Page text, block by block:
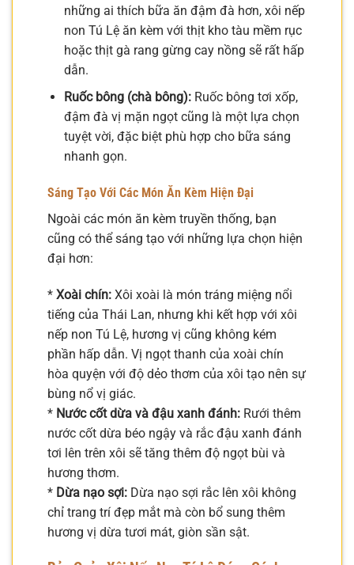
những ai thích bữa ăn đậm đà hơn, xôi nếp
non Tú Lệ ăn kèm với thịt kho tàu mềm rục
hoặc thịt gà rang gừng cay nồng sẽ rất hấp
dẫn.
Ruốc bông (chà bông):Ruốc bông tơi xốp,
đậm đà vị mặn ngọt cũng là một lựa chọn
tuyệt vời, đặc biệt phù hợp cho bữa sáng
nhanh gọn.
Sáng Tạo Với Các Món Ăn Kèm Hiện Đại
Ngoài các món ăn kèm truyền thống, bạn
cũng có thể sáng tạo với những lựa chọn hiện
đại hơn:
* Xoài chín: Xôi xoài là món tráng miệng nổi
tiếng của Thái Lan, nhưng khi kết hợp với xôi
nếp non Tú Lệ, hương vị cũng không kém
phần hấp dẫn. Vị ngọt thanh của xoài chín
hòa quyện với độ dẻo thơm của xôi tạo nên sự
bùng nổ vị giác.
* Nước cốt dừa và đậu xanh đánh: Rưới thêm
nước cốt dừa béo ngậy và rắc đậu xanh đánh
tơi lên trên xôi sẽ tăng thêm độ ngọt bùi và
hương thơm.
* Dừa nạo sợi: Dừa nạo sợi rắc lên xôi không
chỉ trang trí đẹp mắt mà còn bổ sung thêm
hương vị dừa tươi mát, giòn sần sật.